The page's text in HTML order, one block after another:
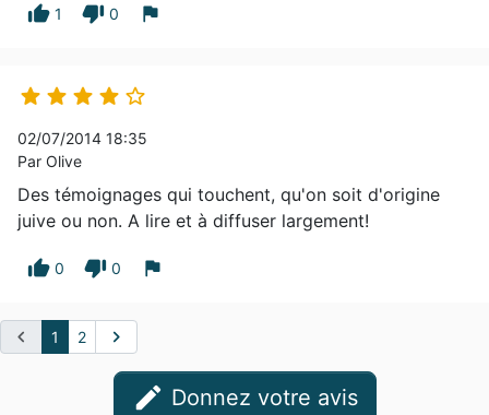
thumb_up 1 thumb_down 0 flag
    
02/07/2014 18:35
Par Olive
Des témoignages qui touchent, qu'on soit d'origine
juive ou non. A lire et à diffuser largement!
thumb_up 0 thumb_down 0 flag
chevron_left 1 2 chevron_right
edit Donnez votre avis